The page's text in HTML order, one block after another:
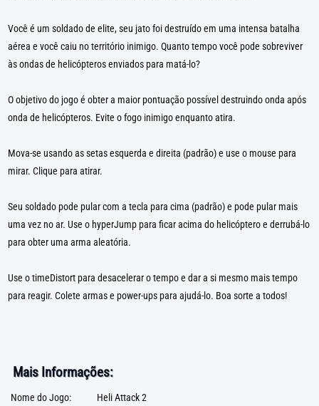
Você é um soldado de elite, seu jato foi destruído em uma intensa batalha
aérea e você caiu no território inimigo. Quanto tempo você pode sobreviver
às ondas de helicópteros enviados para matá-lo?
O objetivo do jogo é obter a maior pontuação possível destruindo onda após
onda de helicópteros. Evite o fogo inimigo enquanto atira.
Mova-se usando as setas esquerda e direita (padrão) e use o mouse para
mirar. Clique para atirar.
Seu soldado pode pular com a tecla para cima (padrão) e pode pular mais
uma vez no ar. Use o hyperJump para ficar acima do helicóptero e derrubá-lo
para obter uma arma aleatória.
Use o timeDistort para desacelerar o tempo e dar a si mesmo mais tempo
para reagir. Colete armas e power-ups para ajudá-lo. Boa sorte a todos!
Mais Informações:
Nome do Jogo:
Heli Attack 2